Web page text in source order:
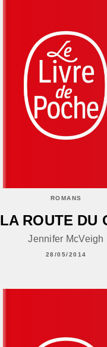
ROMANS
LA ROUTE DU
Jennifer McVeigh
28/05/2014